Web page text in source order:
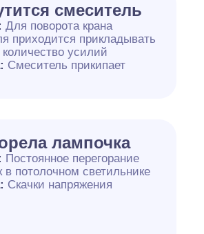
смеситель
Для поворота крана
приходится прикладывать
усилий
Смеситель прикипает
лампочка
Постоянное перегорание
в потолочном светильнике
Скачки напряжения